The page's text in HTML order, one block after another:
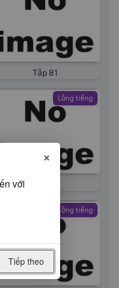
Tập 81
Lồng tiếng
Lồng tiếng
×
Tiếp theo